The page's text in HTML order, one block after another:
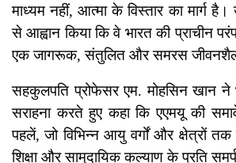
माध्यम नहीं, आत्मा के विस्तार का मार्ग
से आह्वान किया कि वे भारत की प्राचीन
एक जागरूक, संतुलित और समरस
सहकुलपति प्रोफेसर एम. मोहसिन खान
सराहना करते हुए कहा कि एएमयू की
पहलें, जो विभिन्न आयु वर्गों और क्षेत्रों
शिक्षा और सामुदायिक कल्याण के प्रति